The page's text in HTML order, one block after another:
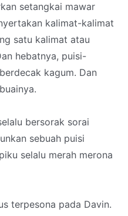
setangkai mawar
kalimat-kalimat
satu kalimat atau
hebatnya, puisi-
kagum. Dan
bersorak sorai
sebuah puisi
selalu merah merona
terpesona pada Davin.